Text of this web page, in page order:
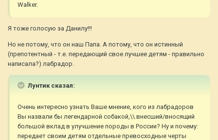
Walker.
Я тоже голосую за Данилу!!!
Но не потому, что он наш Папа. А потому, что он истинный
(препотентный - т.е. передающий свое лучшее детям - правильно
написала?) лабрадор.
Лунтик сказал:
Очень интересно узнать Ваше мнение, кого из лабрадоров
Вы назвали бы легендарной собакой,\\ внесший/вносящий
большой вклад в улучшение породы в России? Ну и почему:
передает своим детям отдельные превосходные черты